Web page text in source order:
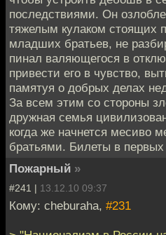
последствиями. Он
тяжелым кулаком стоящих
младших братьев, не
пинал валяющегося в
привести его в чувство,
памятуя о добрых делах
За всем этим со стороны
дружная семья
когда же начнется месиво
братьями. Билеты в
Пожарный »
#241 | 13.12.10 09:37
Кому: cheburaha, #231